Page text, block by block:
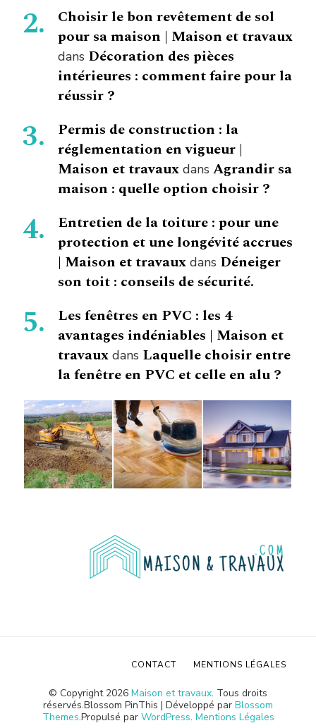
Choisir le bon revêtement de sol
pour sa maison | Maison et travaux
dans Décoration des pièces
intérieures : comment faire pour la
réussir ?
Permis de construction : la
réglementation en vigueur |
Maison et travaux dans Agrandir sa
maison : quelle option choisir ?
Entretien de la toiture : pour une
protection et une longévité accrues
| Maison et travaux dans Déneiger
son toit : conseils de sécurité.
Les fenêtres en PVC : les 4
avantages indéniables | Maison et
travaux dans Laquelle choisir entre
la fenêtre en PVC et celle en alu ?
© Copyright 2026 Maison et travaux. Tous droits
réservés.Blossom PinThis | Développé par Blossom
Themes.Propulsé par WordPress. Mentions Légales
CONTACT MENTIONS LÉGALES